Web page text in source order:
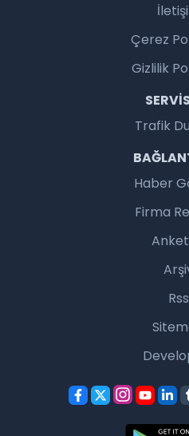
Çerez
Gizlilik
Trafik
Haber
Firma
Rss